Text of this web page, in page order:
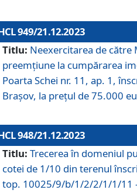
949/21.12.2023
Titlu: Neexercitarea de
preemțiune la cumpărarea
Poarta Schei nr. 11, ap. 1,
Brașov, la prețul de 75.000
948/21.12.2023
Titlu: Trecerea în domeniul
cotei de 1/10 din terenul
top. 10025/9/b/1/2/2/1/1/11